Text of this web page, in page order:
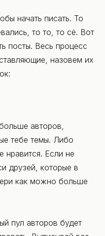
начать писать. То
то то, то сё. Вот
посты. Весь процесс
назовем их
авторов,
тебе темы. Либо
нравится. Если не
друзей, которые в
как можно больше
пул авторов будет